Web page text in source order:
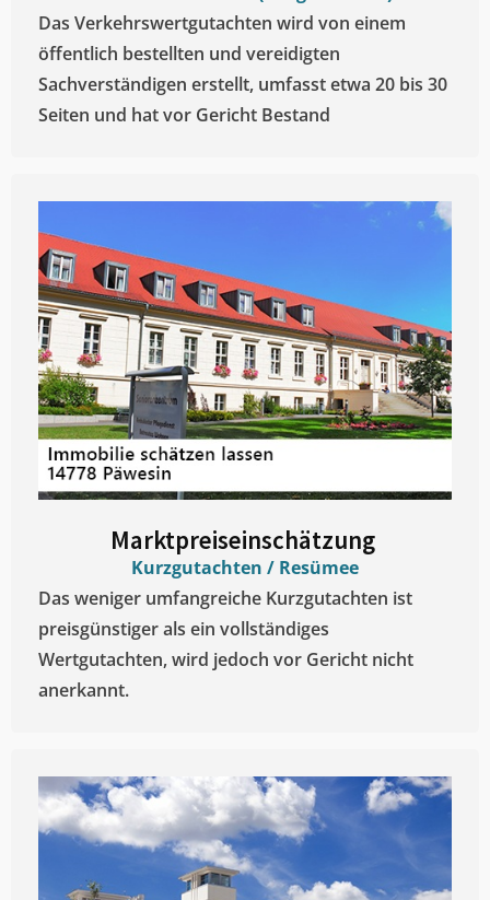
Das Verkehrswertgutachten wird von einem
öffentlich bestellten und vereidigten
Sachverständigen erstellt, umfasst etwa 20 bis 30
Seiten und hat vor Gericht Bestand
Marktpreiseinschätzung ​
Kurzgutachten / Resümee
Das weniger umfangreiche Kurzgutachten ist
preisgünstiger als ein vollständiges
Wertgutachten, wird jedoch vor Gericht nicht
anerkannt.